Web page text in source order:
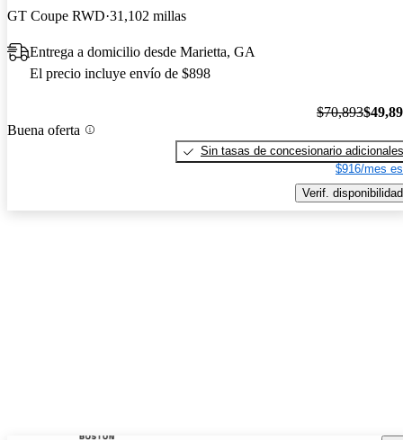
GT Coupe RWD 31,102 millas
Entrega a domicilio desde Marietta, GA
El precio incluye envío de $898
Buena oferta
$70,893
Sin tasas de concesionario adicionales
$916/mes
Verif. disponibilidad